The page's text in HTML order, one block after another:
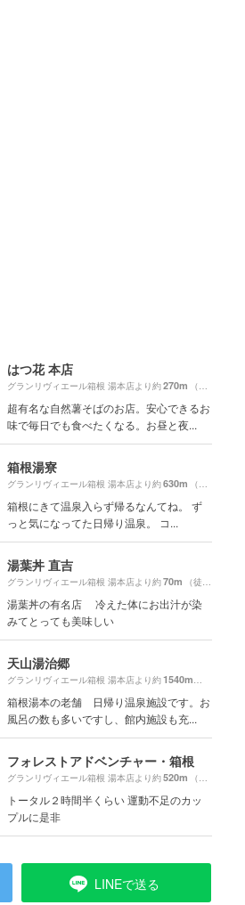
はつ花 本店
グランリヴィエール箱根 湯本店より約270m （徒歩5分）
超有名な自然薯そばのお店。安心できるお
味で毎日でも食べたくなる。お昼と夜...
箱根湯寮
グランリヴィエール箱根 湯本店より約630m （徒歩11分）
箱根にきて温泉入らず帰るなんてね。 ず
っと気になってた日帰り温泉。 コ...
湯葉丼 直吉
グランリヴィエール箱根 湯本店より約70m （徒歩2分）
湯葉丼の有名店 冷えた体にお出汁が染
みてとっても美味しい
天山湯治郷
グランリヴィエール箱根 湯本店より約1540m （徒歩26分）
箱根湯本の老舗 日帰り温泉施設です。お
風呂の数も多いですし、館内施設も充...
フォレストアドベンチャー・箱根
グランリヴィエール箱根 湯本店より約520m （徒歩9分）
トータル２時間半くらい 運動不足のカッ
プルに是非
LINEで送る